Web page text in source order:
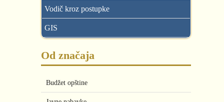
Vodič kroz postupke
GIS
Od značaja
Budžet opštine